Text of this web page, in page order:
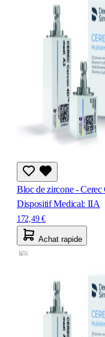
Bloc de zircone -
Dispositif Medical: IIA
172,49 €
Achat rapide